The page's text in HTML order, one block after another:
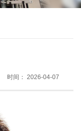
时间： 2026-04-07